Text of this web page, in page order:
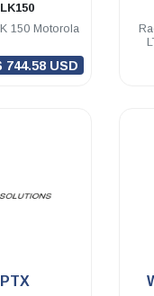
150 Motorola
744.58 USD